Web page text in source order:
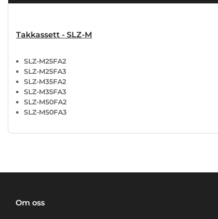
Takkassett - SLZ-M
SLZ-M25FA2
SLZ-M25FA3
SLZ-M35FA2
SLZ-M35FA3
SLZ-M50FA2
SLZ-M50FA3
Om oss